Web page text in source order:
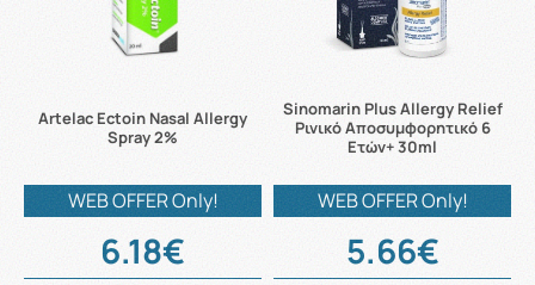
Artelac Ectoin Nasal Allergy
Spray 2%
WEB OFFER Only!
6.18€
Sinomarin Plus Allergy Relief
Ρινικό Αποσυμφορητικό 6
Ετών+ 30ml
WEB OFFER Only!
5.66€